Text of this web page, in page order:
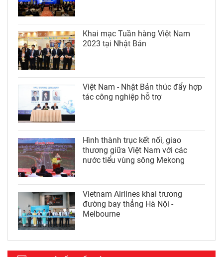
Khai mạc Tuần hàng Việt Nam
2023 tại Nhật Bản
Việt Nam - Nhật Bản thúc đẩy hợp
tác công nghiệp hỗ trợ
Hình thành trục kết nối, giao
thương giữa Việt Nam với các
nước tiểu vùng sông Mekong
Vietnam Airlines khai trương
đường bay thẳng Hà Nội -
Melbourne